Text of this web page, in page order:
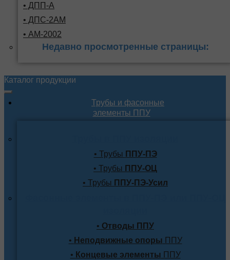
• ДПП-А
• ДПС-2АМ
• АМ-2002
Недавно просмотренные страницы:
Каталог продукции
Трубы и фасонные
элементы ППУ
• Трубы ППУ-ПЭ
• Трубы ППУ-ОЦ
• Трубы ППУ-ПЭ-Усил
• Отводы ППУ
• Неподвижные опоры ППУ
• Концевые элементы ППУ